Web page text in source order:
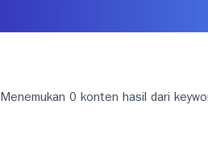
Menemukan 0 konten hasil dari